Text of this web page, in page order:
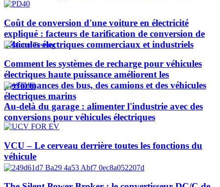
Coût de conversion d'une voiture en électricité
expliqué : facteurs de tarification de conversion de
véhicules électriques commerciaux et industriels
Comment les systèmes de recharge pour véhicules
électriques haute puissance améliorent les
performances des bus, des camions et des véhicules
électriques marins
Au-delà du garage : alimenter l'industrie avec des
conversions pour véhicules électriques
VCU – Le cerveau derrière toutes les fonctions du
véhicule